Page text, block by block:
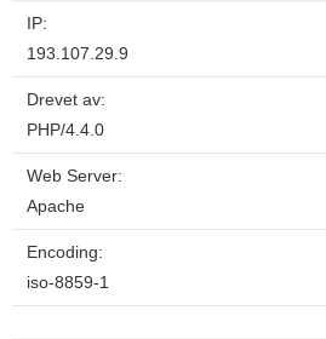
IP:
193.107.29.9
Drevet av:
PHP/4.4.0
Web Server:
Apache
Encoding:
iso-8859-1